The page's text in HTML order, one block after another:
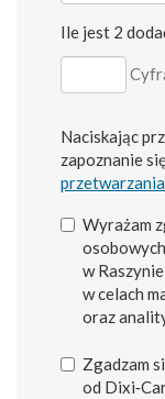
Ile jest 2
Naciskając
zapoznanie
Wyrażam
w
w celach
oraz
Zgadzam
od